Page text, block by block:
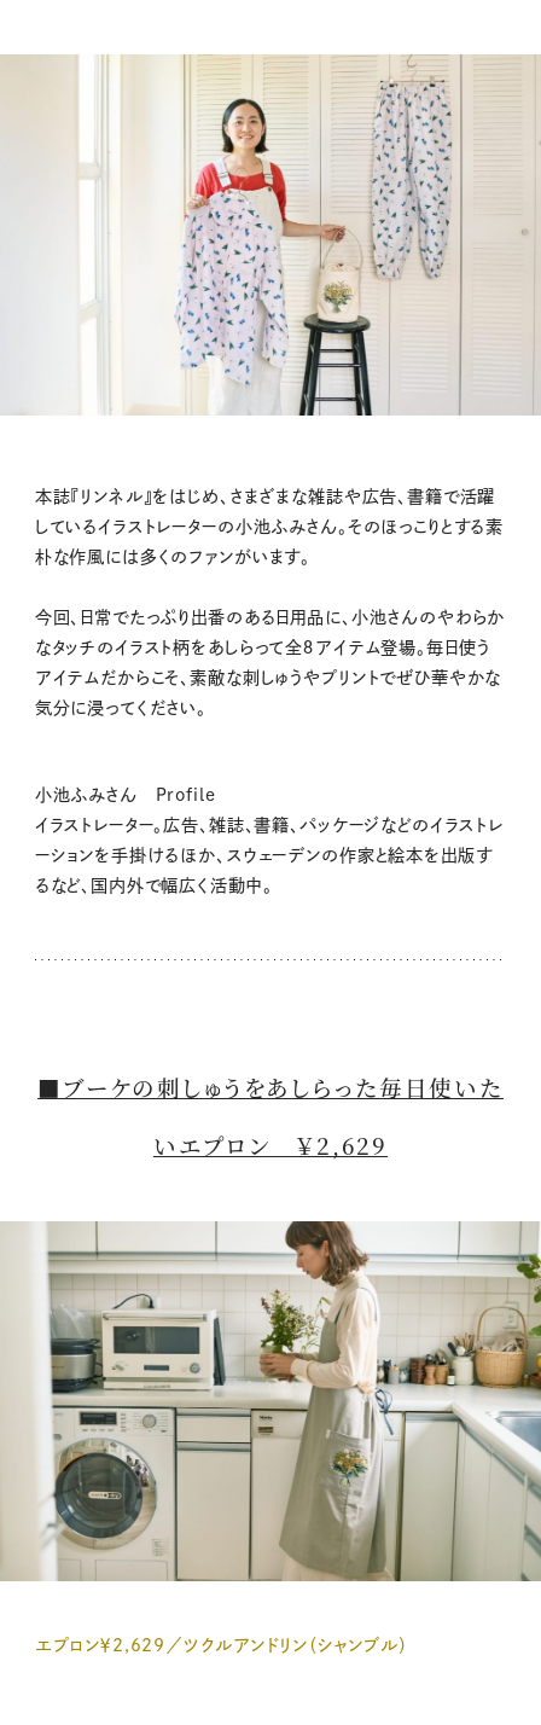
本誌『リンネル』をはじめ、さまざまな雑誌や広告、書籍で活躍
しているイラストレーターの小池ふみさん。そのほっこりとする素
朴な作風には多くのファンがいます。
今回、日常でたっぷり出番のある日用品に、小池さんのやわらか
なタッチのイラスト柄をあしらって全８アイテム登場。毎日使う
アイテムだからこそ、素敵な刺しゅうやプリントでぜひ華やかな
気分に浸ってください。
小池ふみさん Profile
イラストレーター。広告、雑誌、書籍、パッケージなどのイラストレ
ーションを手掛けるほか、スウェーデンの作家と絵本を出版す
るなど、国内外で幅広く活動中。
■ブーケの刺しゅうをあしらった毎日使いた
いエプロン ￥2,629
エプロン￥2,629／ツクルアンドリン（シャンブル）